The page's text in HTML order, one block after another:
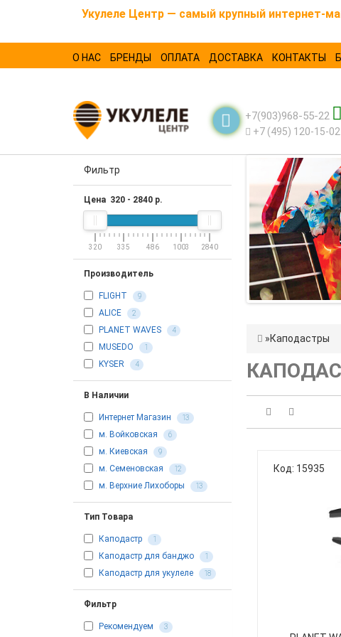
Укулеле Центр — самый крупный интернет-
О НАС БРЕНДЫ ОПЛАТА ДОСТАВКА КОНТАКТЫ
+7(903)968-55-22
+7 (495) 120-15-02
Фильтр
Цена 320 - 2840 р.
320 335 486 1003 2840
Производитель
FLIGHT 9
ALICE 2
PLANET WAVES 4
MUSEDO 1
KYSER 4
В Наличии
Интернет Магазин 13
м. Войковская 6
м. Киевская 9
м. Семеновская 12
м. Верхние Лихоборы 13
Тип Товара
Каподастр 1
Каподастр для банджо 1
Каподастр для укулеле 18
Фильтр
Рекомендуем 3
Каподастры
Код: 15935